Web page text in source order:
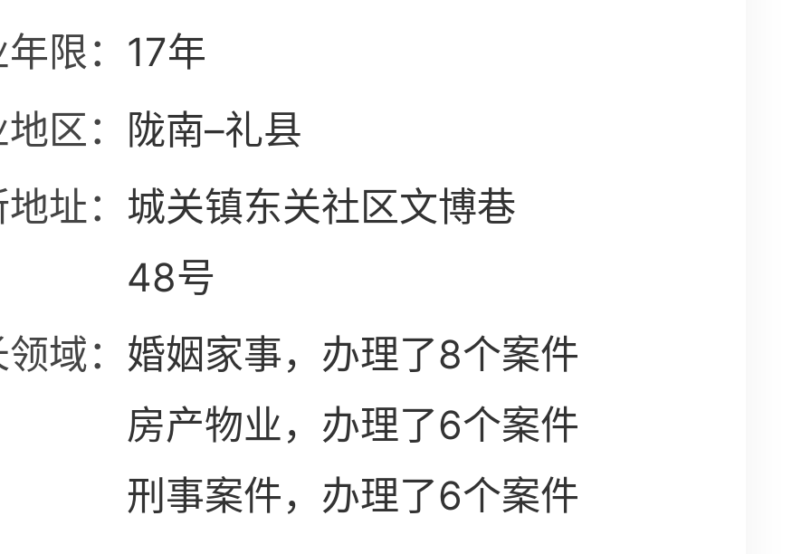
限： 17年
区：
陇南–礼县
址： 城关镇东关社区文博巷
48号
域： 婚姻家事，办理了8个案件
房产物业，办理了6个案件
刑事案件，办理了6个案件